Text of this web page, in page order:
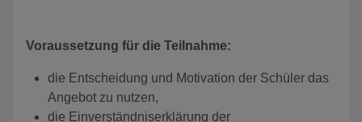
Voraussetzung für die Teilnahme:
die Entscheidung und Motivation der Schüler das
Angebot zu nutzen,
die Einverständniserklärung der